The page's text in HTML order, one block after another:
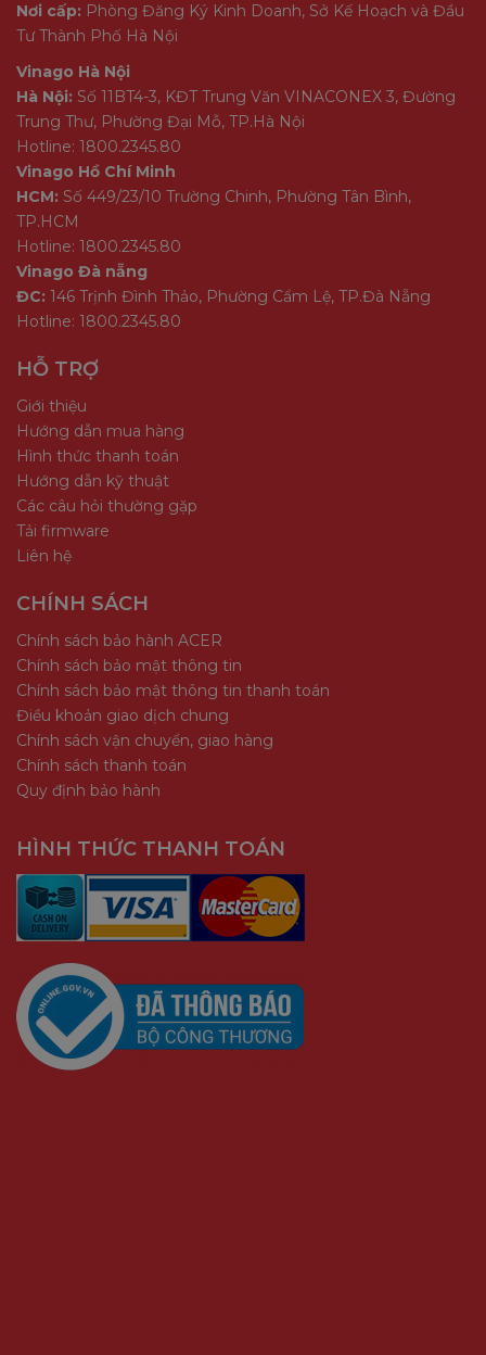
Nơi cấp: Phòng Đăng Ký Kinh Doanh, Sở Kế Hoạch và Đầu
Tư Thành Phố Hà Nội
Vinago Hà Nội
Hà Nội: Số 11BT4-3, KĐT Trung Văn VINACONEX 3, Đường
Trung Thư, Phường Đại Mỗ, TP.Hà Nội
Hotline: 1800.2345.80
Vinago Hồ Chí Minh
HCM: Số 449/23/10 Trường Chinh, Phường Tân Bình,
TP.HCM
Hotline: 1800.2345.80
Vinago Đà nẵng
ĐC: 146 Trịnh Đình Thảo, Phường Cẩm Lệ, TP.Đà Nẵng
Hotline: 1800.2345.80
HỖ TRỢ
Giới thiệu
Hướng dẫn mua hàng
Hình thức thanh toán
Hướng dẫn kỹ thuật
Các câu hỏi thường gặp
Tải firmware
Liên hệ
CHÍNH SÁCH
Chính sách bảo hành ACER
Chính sách bảo mật thông tin
Chính sách bảo mật thông tin thanh toán
Điều khoản giao dịch chung
Chính sách vận chuyển, giao hàng
Chính sách thanh toán
Quy định bảo hành
HÌNH THỨC THANH TOÁN